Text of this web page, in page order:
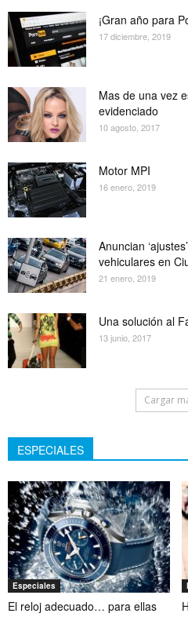
¡Gran año para
17 diciembre, 2019
Mas de una vez
evidenciado
10 agosto, 2017
Motor MPI
16 enero, 2019
Anuncian
vehiculares en
21 enero, 2019
Una solución al
13 junio, 2017
Cargar
ESPECIALES
Especiales
El reloj adecuado… para ellas